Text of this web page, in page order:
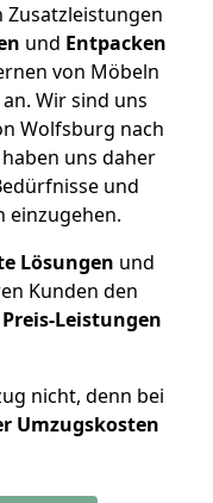
Zusatzleistungen
und Entpacken
von Möbeln
Wir sind uns
Wolfsburg nach
uns daher
und
einzugehen.
Lösungen und
Kunden den
Leistungen
nicht, denn bei
Umzugskosten